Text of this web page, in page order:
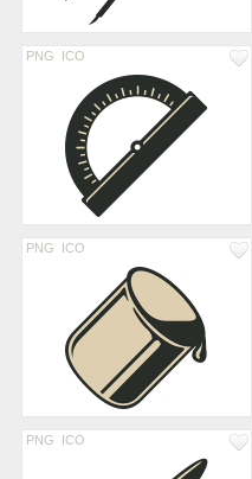
PNG ICO
PNG ICO
PNG ICO